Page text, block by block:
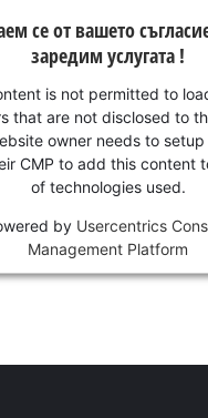
се от вашето
заредим услугата !
is not permitted to
that are not disclosed to
owner needs to
CMP to add this content
of technologies used.
by Usercentrics
Management Platform